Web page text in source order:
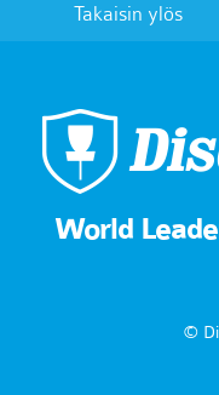
Takaisin ylös
World
©